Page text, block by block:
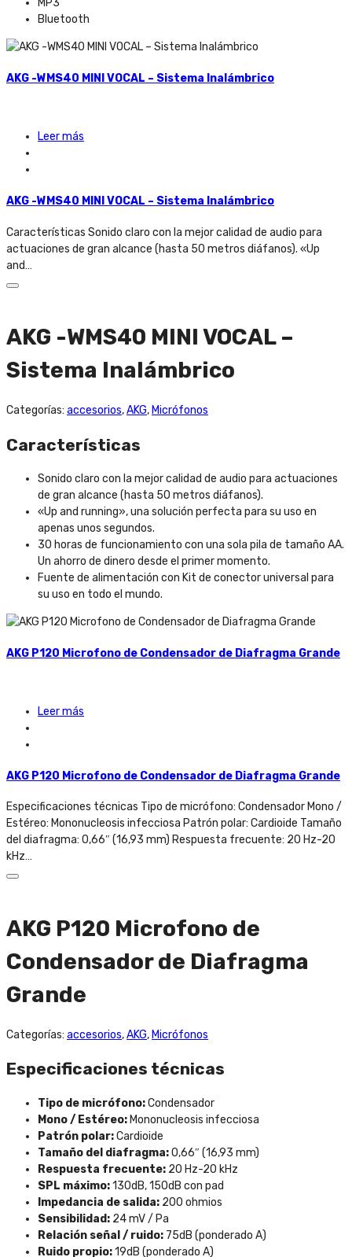
MP3
Bluetooth
AKG -WMS40 MINI VOCAL – Sistema Inalámbrico
Leer más
AKG -WMS40 MINI VOCAL – Sistema Inalámbrico
Características Sonido claro con la mejor calidad de audio para
actuaciones de gran alcance (hasta 50 metros diáfanos). «Up
and…
AKG -WMS40 MINI VOCAL –
Sistema Inalámbrico
Categorías: accesorios,AKG, Micrófonos
Características
Sonido claro con la mejor calidad de audio para actuaciones
de gran alcance (hasta 50 metros diáfanos).
«Up and running», una solución perfecta para su uso en
apenas unos segundos.
30 horas de funcionamiento con una sola pila de tamaño AA.
Un ahorro de dinero desde el primer momento.
Fuente de alimentación con Kit de conector universal para
su uso en todo el mundo.
AKG P120 Microfono de Condensador de Diafragma Grande
Leer más
AKG P120 Microfono de Condensador de Diafragma Grande
Especificaciones técnicas Tipo de micrófono: Condensador Mono /
Estéreo: Mononucleosis infecciosa Patrón polar: Cardioide Tamaño
del diafragma: 0,66″ (16,93 mm) Respuesta frecuente: 20 Hz-20
kHz…
AKG P120 Microfono de
Condensador de Diafragma
Grande
Categorías: accesorios,AKG, Micrófonos
Especificaciones técnicas
Tipo de micrófono:Condensador
Mono / Estéreo: Mononucleosis infecciosa
Patrón polar:Cardioide
Tamaño del diafragma:0,66″ (16,93 mm)
Respuesta frecuente: 20 Hz-20 kHz
SPL máximo:130dB, 150dB con pad
Impedancia de salida: 200 ohmios
Sensibilidad: 24 mV / Pa
Relación señal / ruido: 75dB (ponderado A)
Ruido propio:19dB (ponderado A)